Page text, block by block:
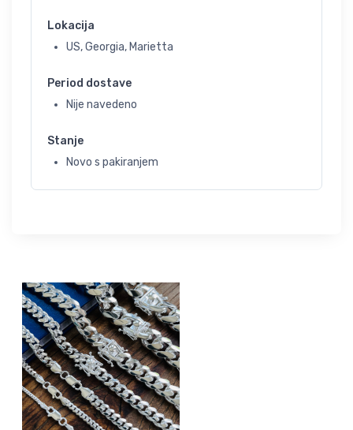
Lokacija
US, Georgia, Marietta
Period dostave
Nije navedeno
Stanje
Novo s pakiranjem